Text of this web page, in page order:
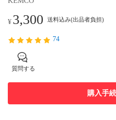
¥3,300 送料込み(出品者負担)
74
質問する
購入手